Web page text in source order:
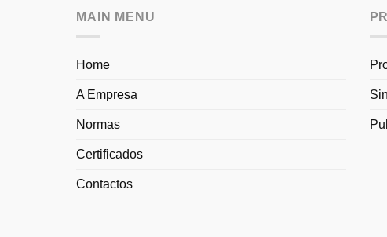
MAIN MENU
Home
A Empresa
Normas
Certificados
Contactos